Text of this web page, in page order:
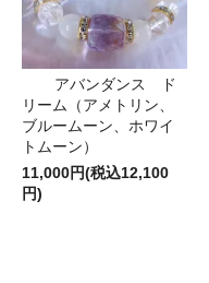
アバンダンス ド
リーム（アメトリン、
ブルームーン、ホワイ
トムーン）
11,000円(税込12,100
円)